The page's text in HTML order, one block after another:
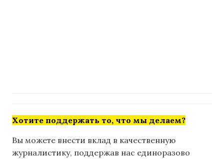
Хотите поддержать то, что мы делаем?
Вы можете внести вклад в качественную
журналистику, поддержав нас единоразово